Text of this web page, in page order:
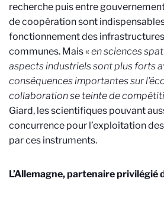
recherche puis entre
de coopération sont
fonctionnement des
communes. Mais «en sciences
aspects industriels sont plus forts
conséquences importantes sur
collaboration se teinte de
Giard, les scientifiques pouvant
concurrence pour l’exploitation
par ces instruments.
L’Allemagne, partenaire privilégié